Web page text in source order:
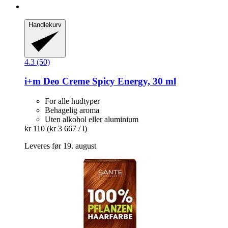
Handlekurv
4.3 (50)
i+m Deo Creme Spicy Energy, 30 ml
For alle hudtyper
Behagelig aroma
Uten alkohol eller aluminium
kr 110 (kr 3 667 / l)
Leveres før 19. august